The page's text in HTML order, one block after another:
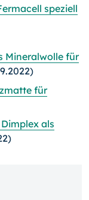
speziell
Mineralwolle für
für
als